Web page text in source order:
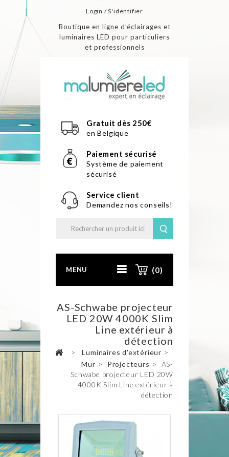
Login / S'identifier
Boutique en ligne d’éclairages et
luminaires LED pour particuliers
et professionnels
Gratuit dès 250€
en Belgique
Paiement sécurisé
Système de paiement
sécurisé
Service client
Demandez nos conseils!
MENU (0)
AS-Schwabe projecteur
LED 20W 4000K Slim
Line extérieur à
détection
> Luminaires d'extérieur >
Mur > Projecteurs >
AS-
Schwabe projecteur LED 20W
4000K Slim Line extérieur à
détection